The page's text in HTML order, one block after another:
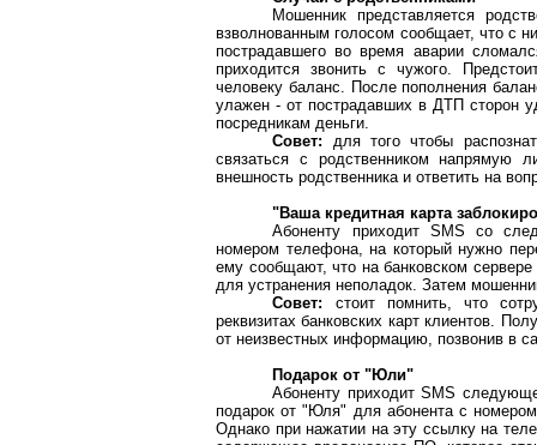
Мошенник представляется
взволнованным голосом сообщает, что с
пострадавшего во время аварии
приходится звонить с чужого.
человеку баланс. После пополнения
улажен - от пострадавших в ДТП сторон
посредникам деньги.
Совет: для того чтобы
связаться с родственником напрямую
внешность родственника и ответить на
"Ваша кредитная карта
Абоненту приходит SMS со
номером телефона, на который нужно
ему сообщают, что на банковском
для устранения неполадок. Затем
Совет: стоит помнить, что
реквизитах банковских карт клиентов.
от неизвестных информацию, позвонив в
Подарок от "Юли"
Абоненту приходит SMS
подарок от "Юля" для абонента с
Однако при нажатии на эту ссылку на